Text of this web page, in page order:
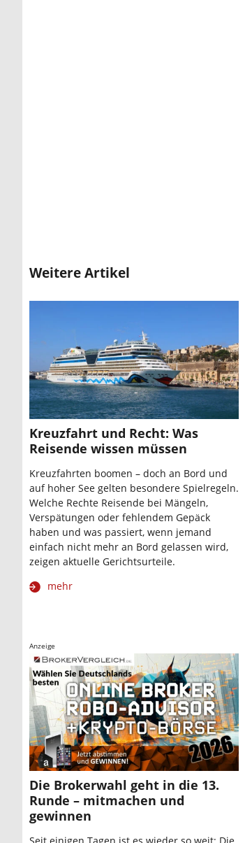
Weitere Artikel
Kreuzfahrt und Recht: Was
Reisende wissen müssen
Kreuzfahrten boomen – doch an Bord und
auf hoher See gelten besondere Spielregeln.
Welche Rechte Reisende bei Mängeln,
Verspätungen oder fehlendem Gepäck
haben und was passiert, wenn jemand
einfach nicht mehr an Bord gelassen wird,
zeigen aktuelle Gerichtsurteile.
mehr
Anzeige
Die Brokerwahl geht in die 13.
Runde – mitmachen und
gewinnen